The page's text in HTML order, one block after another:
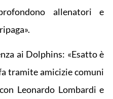
allenatori e
ai Dolphins: «Esatto è
tramite amicizie comuni
Leonardo Lombardi e